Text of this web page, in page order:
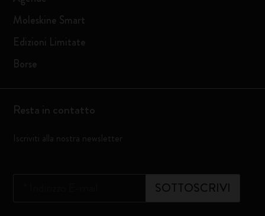
Moleskine Smart
Edizioni Limitate
Borse
Resta in contatto
Iscriviti alla nostra newsletter
SOTTOSCRIVI